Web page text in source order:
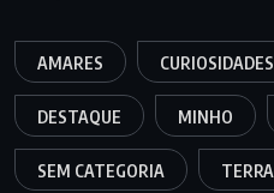
AMARES CURIOSIDADES
DESTAQUE MINHO
SEM CATEGORIA